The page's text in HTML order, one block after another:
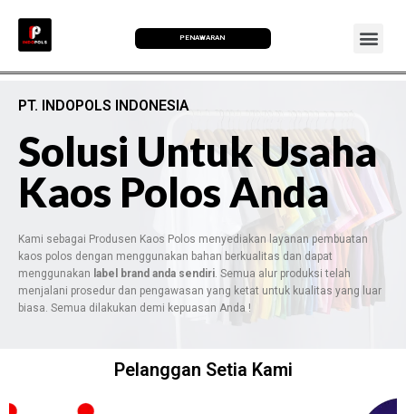
PENAWARAN
PT. INDOPOLS INDONESIA
Solusi Untuk Usaha
Kaos Polos Anda
Kami sebagai Produsen Kaos Polos menyediakan layanan pembuatan
kaos polos dengan menggunakan bahan berkualitas dan dapat
menggunakan label brand anda sendiri . Semua alur produksi telah
menjalani prosedur dan pengawasan yang ketat untuk kualitas yang luar
biasa. Semua dilakukan demi kepuasan Anda !
Pelanggan Setia Kami